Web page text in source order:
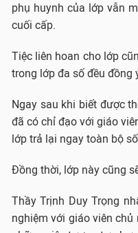
phụ huynh của lớp vẫn
cuối cấp.
Tiệc liên hoan cho lớp
trong lớp đa số đều đồng
Ngay sau khi biết được
đã có chỉ đạo với giáo
lớp trả lại ngay toàn bộ
Đồng thời, lớp này cũng
Thầy Trịnh Duy Trọng
nghiệm với giáo viên